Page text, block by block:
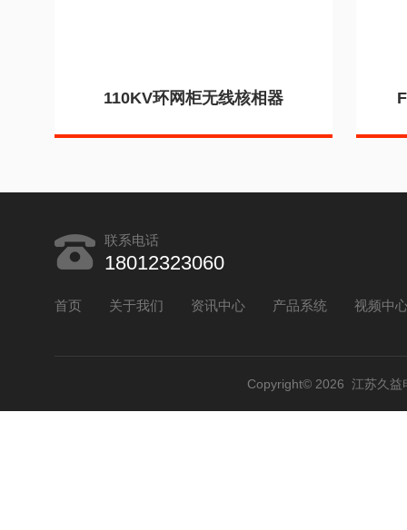
110KV环网柜无线核相器
联系电话
18012323060
首页 关于我们 资讯中心 产品系统 视频中
Copyright© 2026 江苏久